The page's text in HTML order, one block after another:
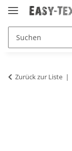
Zurück zur Liste